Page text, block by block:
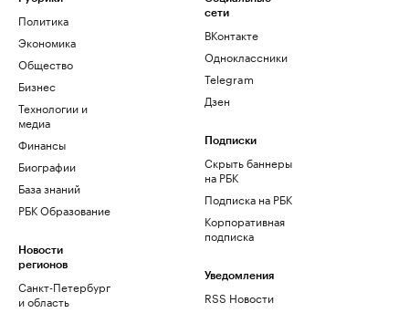
Политика
Экономика
Общество
Бизнес
Технологии и
медиа
Финансы
Биографии
База знаний
РБК Образование
Новости
регионов
Санкт-Петербург
и область
сети
ВКонтакте
Одноклассники
Telegram
Дзен
Подписки
Скрыть баннеры
на РБК
Подписка на РБК
Корпоративная
подписка
Уведомления
RSS Новости